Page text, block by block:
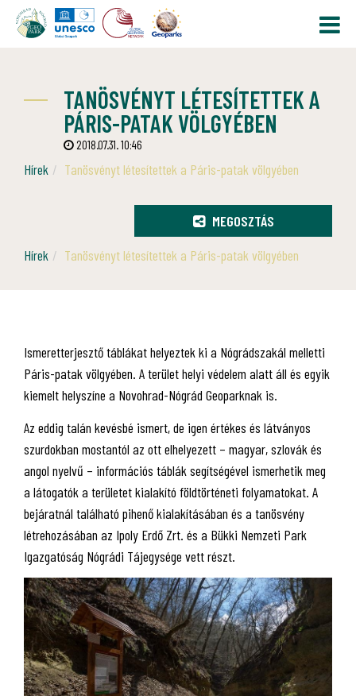
TANÖSVÉNYT LÉTESÍTETTEK A
PÁRIS-PATAK VÖLGYÉBEN
2018.07.31. 10:46
Hírek Tanösvényt létesítettek a Páris-patak völgyében
MEGOSZTÁS
Hírek
Tanösvényt létesítettek a Páris-patak völgyében
Ismeretterjesztő táblákat helyeztek ki a Nógrádszakál melletti
Páris-patak völgyében. A terület helyi védelem alatt áll és egyik
kiemelt helyszíne a Novohrad-Nógrád Geoparknak is.
Az eddig talán kevésbé ismert, de igen értékes és látványos
szurdokban mostantól az ott elhelyezett – magyar, szlovák és
angol nyelvű – információs táblák segítségével ismerhetik meg
a látogatók a területet kialakító földtörténeti folyamatokat. A
bejáratnál található pihenő kialakításában és a tanösvény
létrehozásában az Ipoly Erdő Zrt. és a Bükki Nemzeti Park
Igazgatóság Nógrádi Tájegysége vett részt.